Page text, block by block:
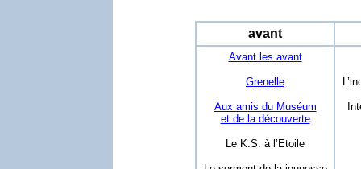
avant
Avant les avant
Grenelle
Aux amis du Muséum
et de la découverte
Le K.S. à l’Etoile